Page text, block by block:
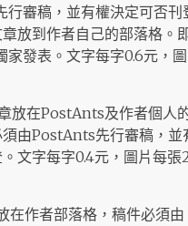
審稿，並有權決定可否刊
放到作者自己的部落格。
發表。文字每字0.6元，圖
放在PostAnts及作者個人
須由PostAnts先行審稿，並
文字每字0.4元，圖片每張
在作者部落格，稿件必須由